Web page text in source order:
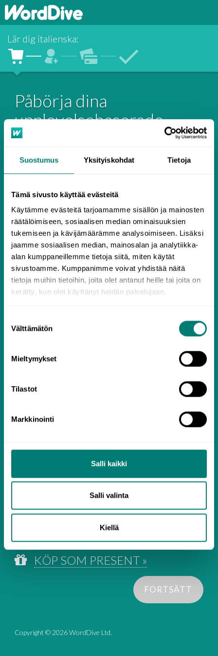
Suostumus Yksityiskohdat Tietoja
Tämä sivusto käyttää evästeitä
Käytämme evästeitä tarjoamamme sisällön ja mainosten
räätälöimiseen, sosiaalisen median ominaisuuksien
tukemiseen ja kävijämäärämme analysoimiseen. Lisäksi
jaamme sosiaalisen median, mainosalan ja analytiikka-
alan kumppaneillemme tietoja siitä, miten käytät
sivustoamme. Kumppanimme voivat yhdistää näitä
tietoja muihin tietoihin, joita olet antanut heille tai joita on
kerätty, kun olet käyttänyt heidän palvelujaan.
valinta
Välttämätön
Mieltymykset
Tilastot
Markkinointi
Salli kaikki
Salli valinta
Kiellä
Lär dig italienska:
Påbörja dina
upplevelsebaserade
språkstudier med
WordDive
Välj tid föritalienska
Prenumer
ation
$ 11.99 USD /
månad ($ 11.99
USD)
Från och med 6.8.2026
43.23
Från 6.8.2026 till 6.11.2026
USD /
$10.42
månad ($125.03
USD)
Från 6.8.2026 till 6.8.2027
KÖP SOM PRESENT »
FORTSÄTT
Copyright © 2026 WordDive Ltd.